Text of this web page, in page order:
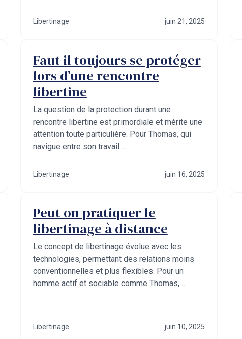
Libertinage juin 21, 2025
Faut il toujours se protéger
lors d’une rencontre
libertine
La question de la protection durant une
rencontre libertine est primordiale et mérite une
attention toute particulière. Pour Thomas, qui
navigue entre son travail …
Libertinage juin 16, 2025
Peut on pratiquer le
libertinage à distance
Le concept de libertinage évolue avec les
technologies, permettant des relations moins
conventionnelles et plus flexibles. Pour un
homme actif et sociable comme Thomas, …
Libertinage juin 10, 2025